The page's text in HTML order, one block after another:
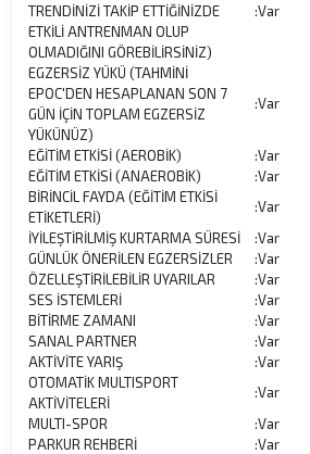
TRENDİNİZİ TAKİP ETTİĞİNİZDE
ETKİLİ ANTRENMAN OLUP
OLMADIĞINI GÖREBİLİRSİNİZ)
:Var
EGZERSİZ YÜKÜ (TAHMİNİ
EPOC'DEN HESAPLANAN SON 7
GÜN İÇİN TOPLAM EGZERSİZ
YÜKÜNÜZ)
:Var
EĞİTİM ETKİSİ (AEROBİK) :Var
EĞİTİM ETKİSİ (ANAEROBİK)
:Var
BİRİNCİL FAYDA (EĞİTİM ETKİSİ
ETİKETLERİ)
:Var
İYİLEŞTİRİLMİŞ KURTARMA SÜRESİ
:Var
GÜNLÜK ÖNERİLEN EGZERSİZLER
:Var
ÖZELLEŞTİRİLEBİLİR UYARILAR
:Var
SES İSTEMLERİ
:Var
BİTİRME ZAMANI
:Var
SANAL PARTNER
:Var
AKTİVİTE YARIŞ
:Var
OTOMATİK MULTISPORT
AKTİVİTELERİ
:Var
MULTI-SPOR
:Var
PARKUR REHBERİ
:Var